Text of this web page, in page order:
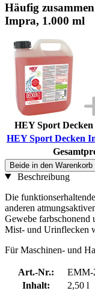
Häufig
Impra, 1.000 ml
HEY Sport Decken
HEY Sport Decken
Beide in den Warenkorb
Beschreibung
Die
anderen
Gewebe farbschonend
Mist- und Urinflecken
Für Maschinen- und
Art.-Nr.:
EMM-
Inhalt:
2,50 l